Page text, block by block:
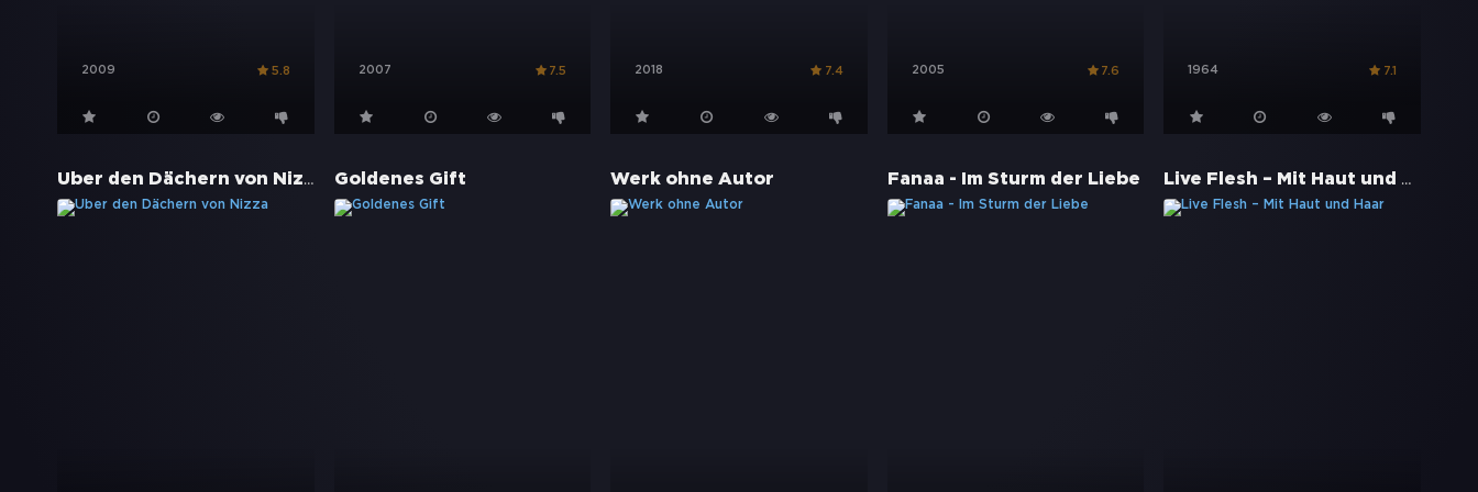
2009 5.8 2007 7.5 2018 7.4 2005 7.6 1964 7.1
Über den Dächern von Nizza Goldenes Gift Werk ohne Autor Fanaa - Im Sturm der Liebe Live Flesh – Mit Haut und Haar